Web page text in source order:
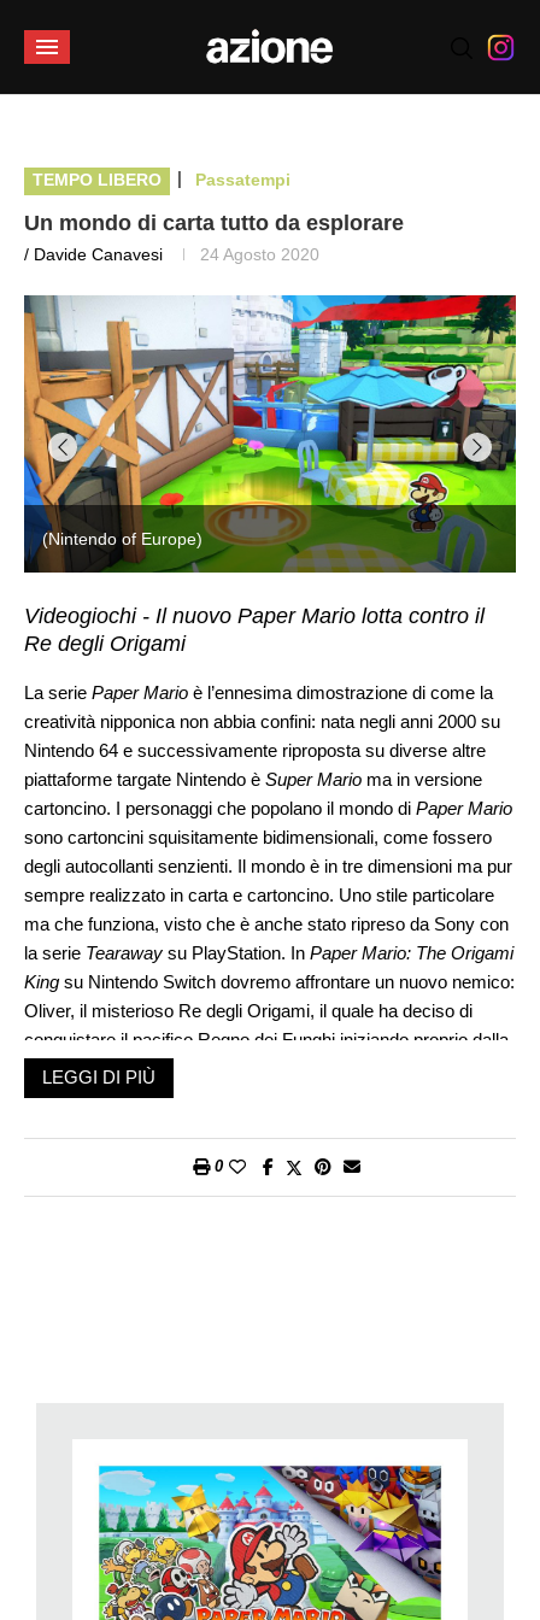
TEMPO LIBERO | Passatempi
Un mondo di carta tutto da esplorare
/ Davide Canavesi 24 Agosto 2020
Videogiochi - Il nuovo Paper Mario lotta contro il
Re degli Origami
La serie Paper Mario è l’ennesima dimostrazione di come la
creatività nipponica non abbia confini: nata negli anni 2000 su
Nintendo 64 e successivamente riproposta su diverse altre
piattaforme targate Nintendo è Super Mario ma in versione
cartoncino. I personaggi che popolano il mondo di Paper Mario
sono cartoncini squisitamente bidimensionali, come fossero
degli autocollanti senzienti. Il mondo è in tre dimensioni ma pur
sempre realizzato in carta e cartoncino. Uno stile particolare
ma che funziona, visto che è anche stato ripreso da Sony con
la serie Tearaway su PlayStation. In Paper Mario: The Origami
King su Nintendo Switch dovremo affrontare un nuovo nemico:
Oliver, il misterioso Re degli Origami, il quale ha deciso di
conquistare il pacifico Regno dei Funghi iniziando proprio dalla
principessa Peach, trasformandola in un origami. Perse le sue
naturali sembianze tridimensionali, la poverina si ritroverà in
attacco su vasta scala, trasformando sia gli abitanti del regno
riesce a divertire il giocatore, con una miscela di personaggi
buffi, qualche piccolo colpo di scena e scenette piuttosto
divertenti che coinvolgono i poveri abitanti del Regno dei
Funghi, finiti accartocciati come carta straccia. Durante il gioco
avremo anche modo di scoprire segreti e raccogliere monete e
LEGGI DI PIÙ
0